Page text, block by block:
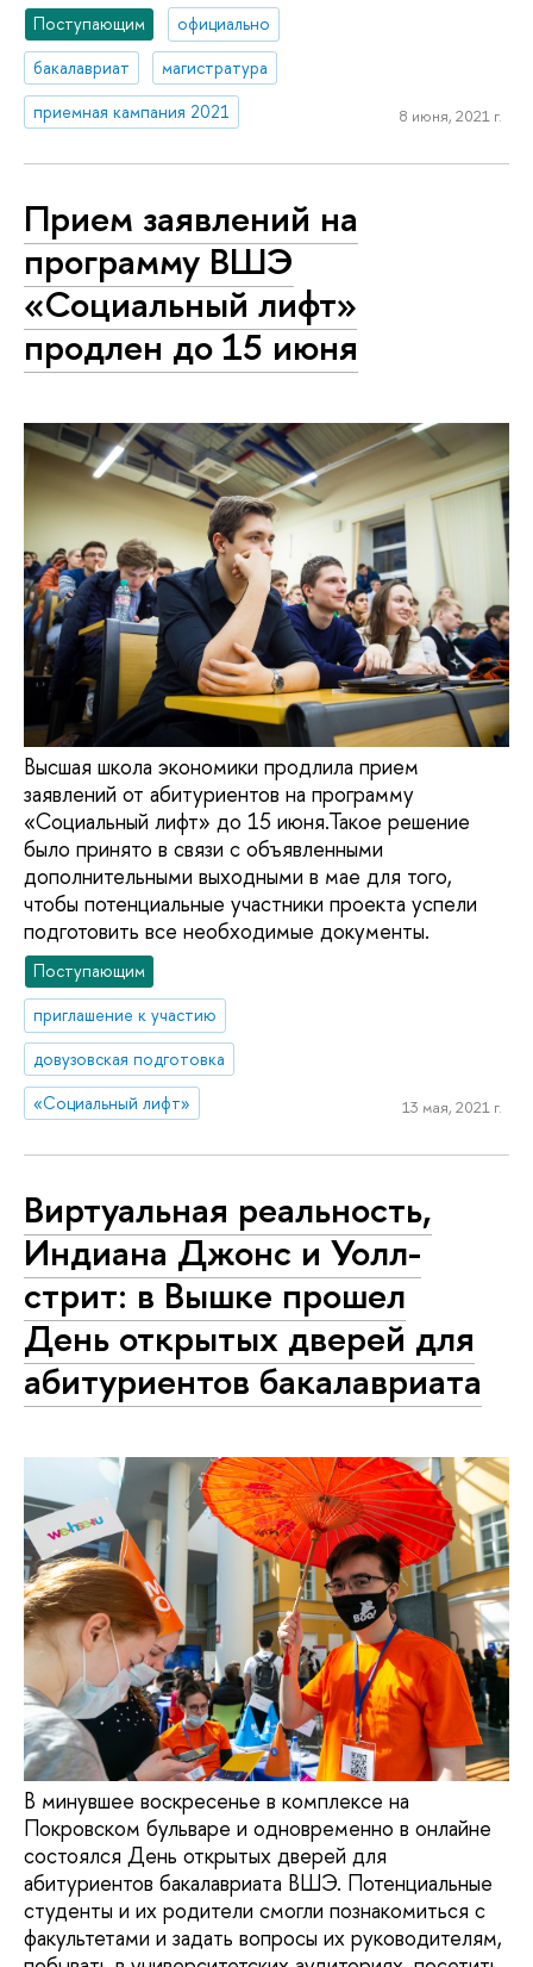
Поступающим
официально
бакалавриат
магистратура
приемная кампания 2021
8 июня, 2021 г.
Прием заявлений на
программу ВШЭ
«Социальный лифт»
продлен до 15 июня
Высшая школа экономики продлила прием
заявлений от абитуриентов на программу
«Социальный лифт» до 15 июня.Такое решение
было принято в связи с объявленными
дополнительными выходными в мае для того,
чтобы потенциальные участники проекта успели
подготовить все необходимые документы.
Поступающим
приглашение к участию
довузовская подготовка
«Социальный лифт»
13 мая, 2021 г.
Виртуальная реальность,
Индиана Джонс и Уолл-
стрит: в Вышке прошел
День открытых дверей для
абитуриентов бакалавриата
В минувшее воскресенье в комплексе на
Покровском бульваре и одновременно в онлайне
состоялся День открытых дверей для
абитуриентов бакалавриата ВШЭ. Потенциальные
студенты и их родители смогли познакомиться с
факультетами и задать вопросы их руководителям,